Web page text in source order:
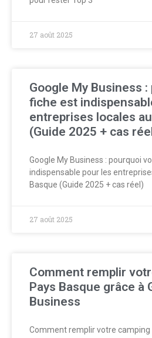
27 août 2025
Google My Business
fiche est
entreprises locales
(Guide 2025 + cas
Google My Business : pourquoi
indispensable pour les
Basque (Guide 2025 + cas réel)
27 août 2025
Comment remplir
Pays Basque grâce à
Business
Comment remplir votre camping